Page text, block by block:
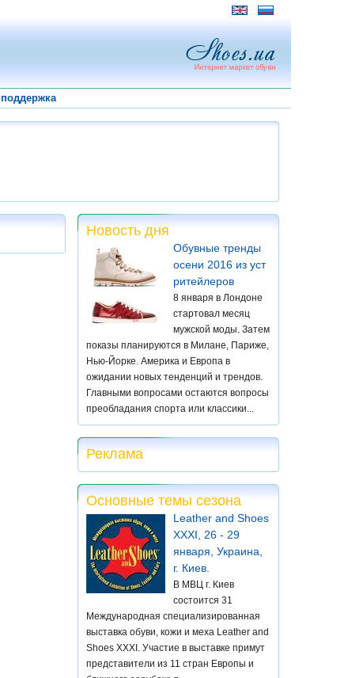
поддержка
Новость дня
Обувные тренды
осени 2016 из уст
ритейлеров
8 января в Лондоне
стартовал месяц
мужской моды. Затем
показы планируются в Милане, Париже,
Нью-Йорке. Америка и Европа в
ожидании новых тенденций и трендов.
Главными вопросами остаются вопросы
преобладания спорта или классики...
Реклама
Основные темы сезона
Leather and Shoes
XXXI, 26 - 29
января, Украина,
г. Киев.
В МВЦ г. Киев
состоится 31
Международная специализированная
выставка обуви, кожи и меха Leather and
Shoes XXXI. Участие в выставке примут
представители из 11 стран Европы и